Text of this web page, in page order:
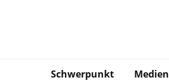
Schwerpunkt Medien